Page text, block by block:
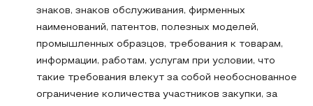
знаков, знаков обслуживания, фирменных
наименований, патентов, полезных моделей,
промышленных образцов, требования к товарам,
информации, работам, услугам при условии, что
такие требования влекут за собой необоснованное
ограничение количества участников закупки, за